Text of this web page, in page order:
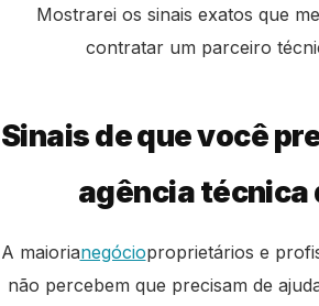
Mostrarei os sinais exatos que
contratar um parceiro
Sinais de que você
agência técnica
A maiorianegócioproprietários e
não percebem que precisam de